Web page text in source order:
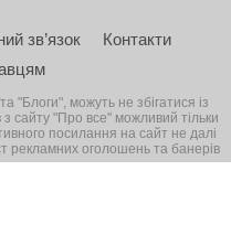
зв’язок
Контакти
"Блоги", можуть не збігатися із
з сайту "Про все" можливий тільки
посилання на сайт не далі
рекламних оголошень та банерів